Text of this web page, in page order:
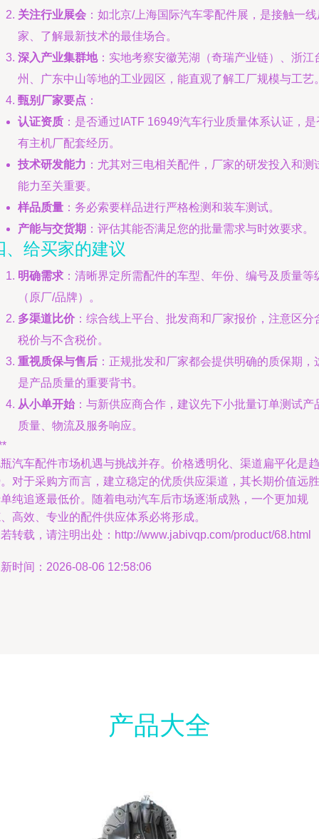
关注行业展会 ：如北京/上海国际汽车零配件展，是接触一
家、了解最新技术的最佳场合。
深入产业集群地：实地考察安徽芜湖（奇瑞产业链）、浙江
州、广东中山等地的工业园区，能直观了解工厂规模与工艺
甄别厂家要点 ：
认证资质 ：是否通过IATF 16949汽车行业质量体系认证，是
有主机厂配套经历。
技术研发能力 ：尤其对三电相关配件，厂家的研发投入和测
能力至关重要。
样品质量 ：务必索要样品进行严格检测和装车测试。
产能与交货期 ：评估其能否满足您的批量需求与时效要求。
、给买家的建议
明确需求 ：清晰界定所需配件的车型、年份、编号及质量等
（原厂/品牌）。
多渠道比价：综合线上平台、批发商和厂家报价，注意区分
税价与不含税价。
重视质保与售后 ：正规批发和厂家都会提供明确的质保期，
是产品质量的重要背书。
从小单开始：与新供应商合作，建议先下小批量订单测试产
质量、物流及服务响应。
汽车配件市场机遇与挑战并存。价格透明化、渠道扁平化是趋
对于采购方而言，建立稳定的优质供应渠道，其长期价值远胜
纯追逐最低价。随着电动汽车后市场逐渐成熟，一个更加规
高效、专业的配件供应体系必将形成。
转载，请注明出处：http://www.jabivqp.com/product/68.html
时间：2026-08-06 12:58:06
产品大全